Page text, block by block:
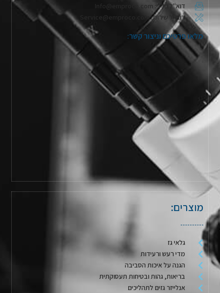
דוא"ל כללי: Info@emproco.com
דוא"ל שירות: Service@emproco.com
מלאו פרטיכם וניצור קשר:
מוצרים:
גלאי גז
מדי רעש ורעידות
הגנה על איכות הסביבה
בריאות, גהות ובטיחות תעסוקתית
אנלייזר גזים לתהליכים